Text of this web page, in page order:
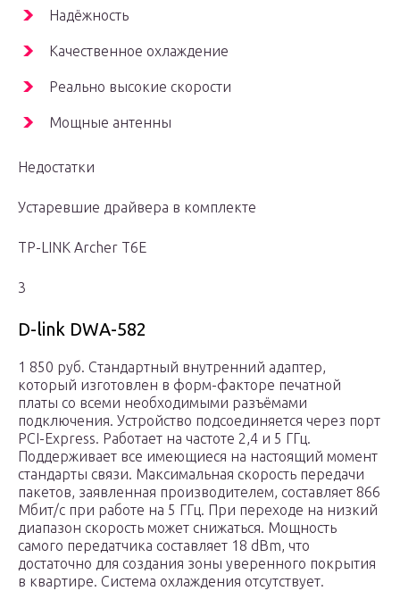
Надёжность
Качественное охлаждение
Реально высокие скорости
Мощные антенны
Недостатки
Устаревшие драйвера в комплекте
TP-LINK Archer T6E
3
D-link DWA-582
1 850 руб. Стандартный внутренний адаптер,
который изготовлен в форм-факторе печатной
платы со всеми необходимыми разъёмами
подключения. Устройство подсоединяется через порт
PCI-Express. Работает на частоте 2,4 и 5 ГГц.
Поддерживает все имеющиеся на настоящий момент
стандарты связи. Максимальная скорость передачи
пакетов, заявленная производителем, составляет 866
Мбит/с при работе на 5 ГГц. При переходе на низкий
диапазон скорость может снижаться. Мощность
самого передатчика составляет 18 dBm, что
достаточно для создания зоны уверенного покрытия
в квартире. Система охлаждения отсутствует.